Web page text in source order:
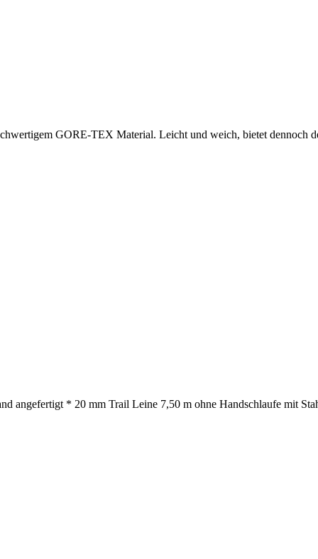
GORE-TEX Material. Leicht und weich, bietet dennoch
angefertigt * 20 mm Trail Leine 7,50 m ohne Handschlaufe mit